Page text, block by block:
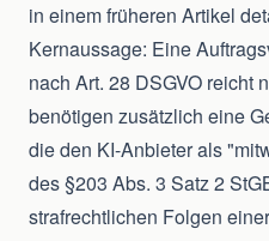
in einem früheren Artikel
Kernaussage: Eine
nach Art. 28 DSGVO reicht
benötigen zusätzlich eine
die den KI-Anbieter als
des §203 Abs. 3 Satz 2
strafrechtlichen Folgen